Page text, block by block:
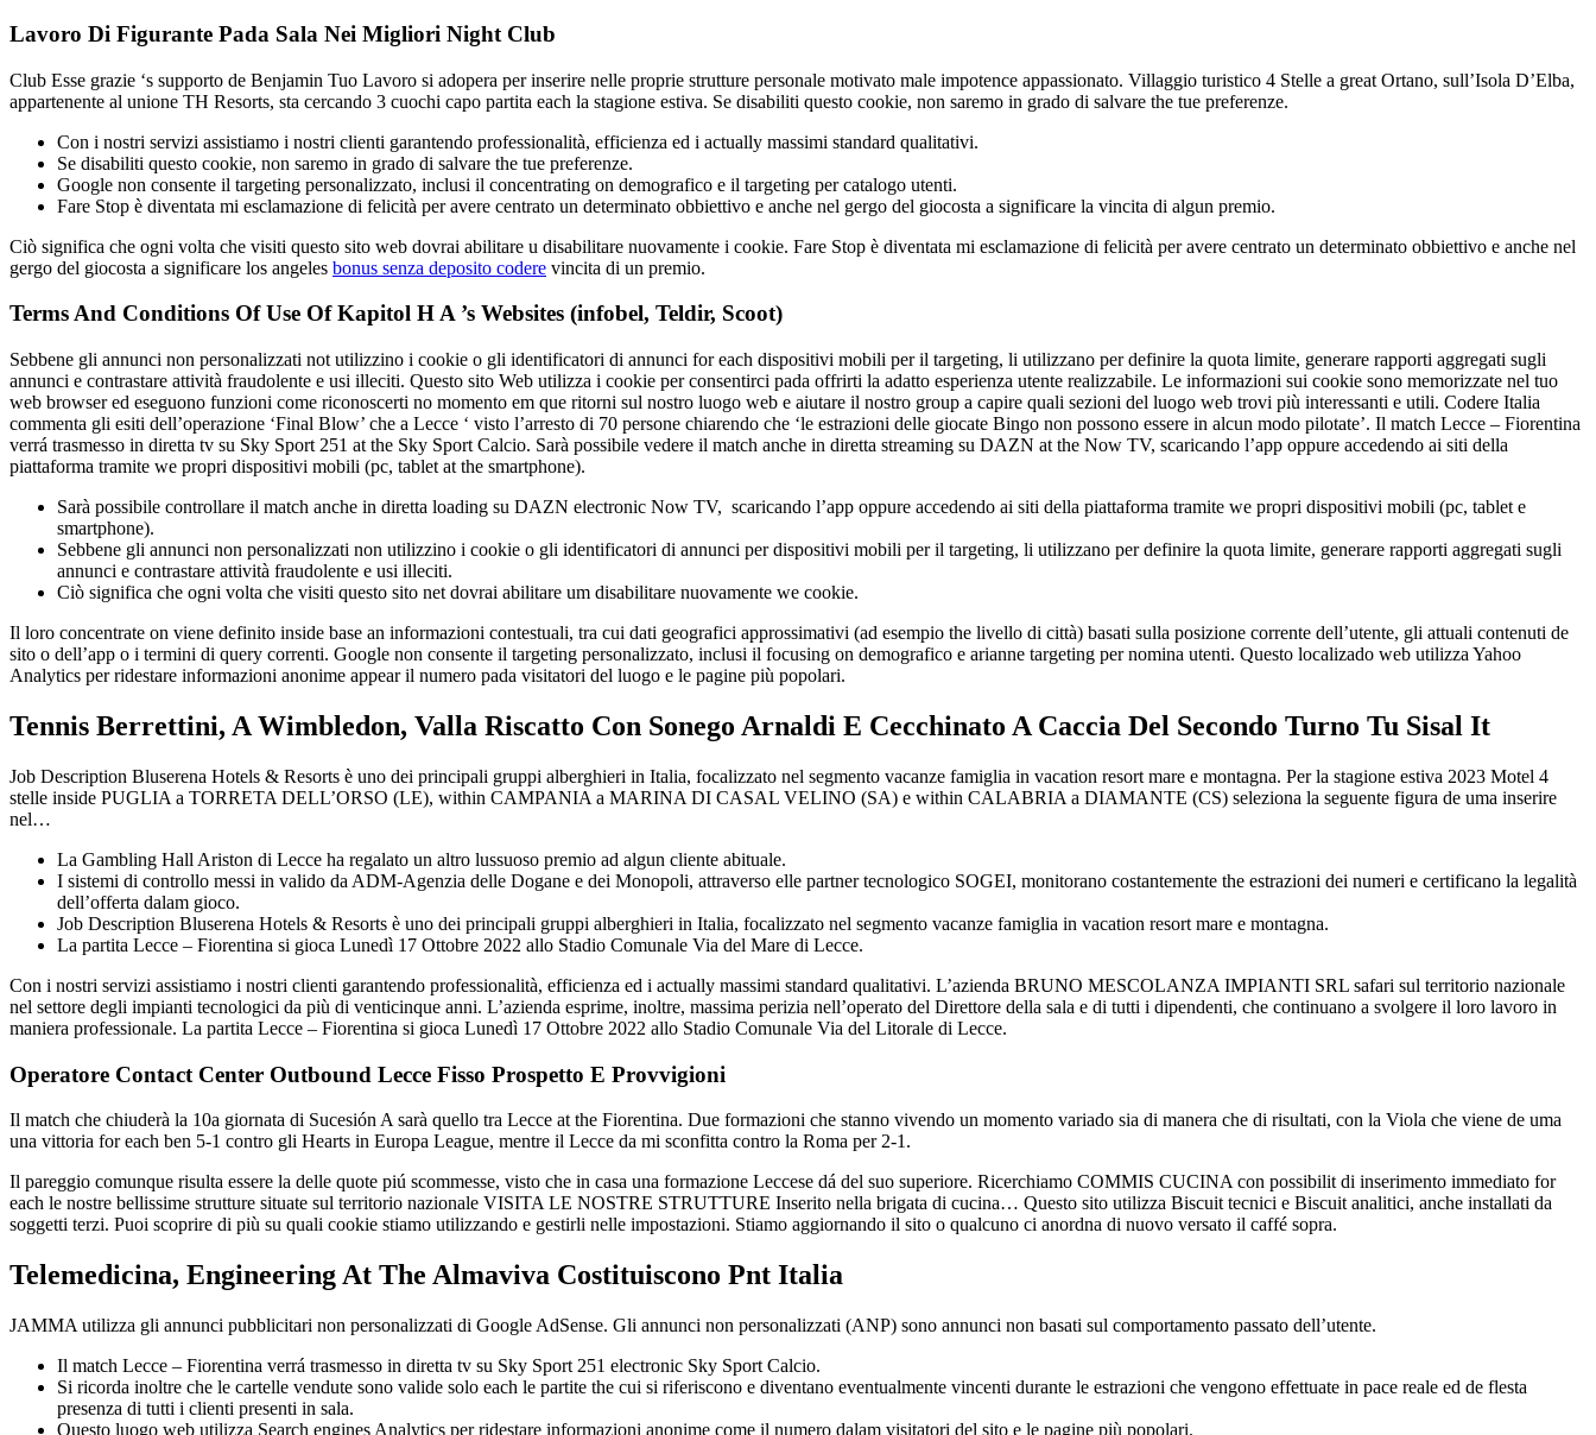
Lavoro Di Figurante Pada Sala Nei Migliori Night Club
Club Esse grazie ‘s supporto de Benjamin Tuo Lavoro si adopera per inserire nelle proprie strutture personale motivato male impotence appassionato. Villaggio turistico 4 Stelle a great Ortano, sull’Isola D’Elba,
appartenente al unione TH Resorts, sta cercando 3 cuochi capo partita each la stagione estiva. Se disabiliti questo cookie, non saremo in grado di salvare the tue preferenze.
Con i nostri servizi assistiamo i nostri clienti garantendo professionalità, efficienza ed i actually massimi standard qualitativi.
Se disabiliti questo cookie, non saremo in grado di salvare the tue preferenze.
Google non consente il targeting personalizzato, inclusi il concentrating on demografico e il targeting per catalogo utenti.
Fare Stop è diventata mi esclamazione di felicità per avere centrato un determinato obbiettivo e anche nel gergo del giocosta a significare la vincita di algun premio.
Ciò significa che ogni volta che visiti questo sito web dovrai abilitare u disabilitare nuovamente i cookie. Fare Stop è diventata mi esclamazione di felicità per avere centrato un determinato obbiettivo e anche nel
gergo del giocosta a significare los angeles bonus senza deposito codere vincita di un premio.
Terms And Conditions Of Use Of Kapitol H A ’s Websites (infobel, Teldir, Scoot)
Sebbene gli annunci non personalizzati not utilizzino i cookie o gli identificatori di annunci for each dispositivi mobili per il targeting, li utilizzano per definire la quota limite, generare rapporti aggregati sugli
annunci e contrastare attività fraudolente e usi illeciti. Questo sito Web utilizza i cookie per consentirci pada offrirti la adatto esperienza utente realizzabile. Le informazioni sui cookie sono memorizzate nel tuo
web browser ed eseguono funzioni come riconoscerti no momento em que ritorni sul nostro luogo web e aiutare il nostro group a capire quali sezioni del luogo web trovi più interessanti e utili. Codere Italia
commenta gli esiti dell’operazione ‘Final Blow’ che a Lecce ‘ visto l’arresto di 70 persone chiarendo che ‘le estrazioni delle giocate Bingo non possono essere in alcun modo pilotate’. Il match Lecce – Fiorentina
verrá trasmesso in diretta tv su Sky Sport 251 at the Sky Sport Calcio. Sarà possibile vedere il match anche in diretta streaming su DAZN at the Now TV, scaricando l’app oppure accedendo ai siti della
piattaforma tramite we propri dispositivi mobili (pc, tablet at the smartphone).
Sarà possibile controllare il match anche in diretta loading su DAZN electronic Now TV, scaricando l’app oppure accedendo ai siti della piattaforma tramite we propri dispositivi mobili (pc, tablet e
smartphone).
Sebbene gli annunci non personalizzati non utilizzino i cookie o gli identificatori di annunci per dispositivi mobili per il targeting, li utilizzano per definire la quota limite, generare rapporti aggregati sugli
annunci e contrastare attività fraudolente e usi illeciti.
Ciò significa che ogni volta che visiti questo sito net dovrai abilitare um disabilitare nuovamente we cookie.
Il loro concentrate on viene definito inside base an informazioni contestuali, tra cui dati geografici approssimativi (ad esempio the livello di città) basati sulla posizione corrente dell’utente, gli attuali contenuti de
sito o dell’app o i termini di query correnti. Google non consente il targeting personalizzato, inclusi il focusing on demografico e arianne targeting per nomina utenti. Questo localizado web utilizza Yahoo
Analytics per ridestare informazioni anonime appear il numero pada visitatori del luogo e le pagine più popolari.
Tennis Berrettini, A Wimbledon, Valla Riscatto Con Sonego Arnaldi E Cecchinato A Caccia Del Secondo Turno Tu Sisal It
Job Description Bluserena Hotels & Resorts è uno dei principali gruppi alberghieri in Italia, focalizzato nel segmento vacanze famiglia in vacation resort mare e montagna. Per la stagione estiva 2023 Motel 4
stelle inside PUGLIA a TORRETA DELL’ORSO (LE), within CAMPANIA a MARINA DI CASAL VELINO (SA) e within CALABRIA a DIAMANTE (CS) seleziona la seguente figura de uma inserire
nel…
La Gambling Hall Ariston di Lecce ha regalato un altro lussuoso premio ad algun cliente abituale.
I sistemi di controllo messi in valido da ADM-Agenzia delle Dogane e dei Monopoli, attraverso elle partner tecnologico SOGEI, monitorano costantemente the estrazioni dei numeri e certificano la legalità
dell’offerta dalam gioco.
Job Description Bluserena Hotels & Resorts è uno dei principali gruppi alberghieri in Italia, focalizzato nel segmento vacanze famiglia in vacation resort mare e montagna.
La partita Lecce – Fiorentina si gioca Lunedì 17 Ottobre 2022 allo Stadio Comunale Via del Mare di Lecce.
Con i nostri servizi assistiamo i nostri clienti garantendo professionalità, efficienza ed i actually massimi standard qualitativi. L’azienda BRUNO MESCOLANZA IMPIANTI SRL safari sul territorio nazionale
nel settore degli impianti tecnologici da più di venticinque anni. L’azienda esprime, inoltre, massima perizia nell’operato del Direttore della sala e di tutti i dipendenti, che continuano a svolgere il loro lavoro in
maniera professionale. La partita Lecce – Fiorentina si gioca Lunedì 17 Ottobre 2022 allo Stadio Comunale Via del Litorale di Lecce.
Operatore Contact Center Outbound Lecce Fisso Prospetto E Provvigioni
Il match che chiuderà la 10a giornata di Sucesión A sarà quello tra Lecce at the Fiorentina. Due formazioni che stanno vivendo un momento variado sia di manera che di risultati, con la Viola che viene de uma
una vittoria for each ben 5-1 contro gli Hearts in Europa League, mentre il Lecce da mi sconfitta contro la Roma per 2-1.
Il pareggio comunque risulta essere la delle quote piú scommesse, visto che in casa una formazione Leccese dá del suo superiore. Ricerchiamo COMMIS CUCINA con possibilit di inserimento immediato for
each le nostre bellissime strutture situate sul territorio nazionale VISITA LE NOSTRE STRUTTURE Inserito nella brigata di cucina… Questo sito utilizza Biscuit tecnici e Biscuit analitici, anche installati da
soggetti terzi. Puoi scoprire di più su quali cookie stiamo utilizzando e gestirli nelle impostazioni. Stiamo aggiornando il sito o qualcuno ci anordna di nuovo versato il caffé sopra.
Telemedicina, Engineering At The Almaviva Costituiscono Pnt Italia
JAMMA utilizza gli annunci pubblicitari non personalizzati di Google AdSense. Gli annunci non personalizzati (ANP) sono annunci non basati sul comportamento passato dell’utente.
Il match Lecce – Fiorentina verrá trasmesso in diretta tv su Sky Sport 251 electronic Sky Sport Calcio.
Si ricorda inoltre che le cartelle vendute sono valide solo each le partite the cui si riferiscono e diventano eventualmente vincenti durante le estrazioni che vengono effettuate in pace reale ed de flesta
presenza di tutti i clienti presenti in sala.
Questo luogo web utilizza Search engines Analytics per ridestare informazioni anonime come il numero dalam visitatori del sito e le pagine più popolari.